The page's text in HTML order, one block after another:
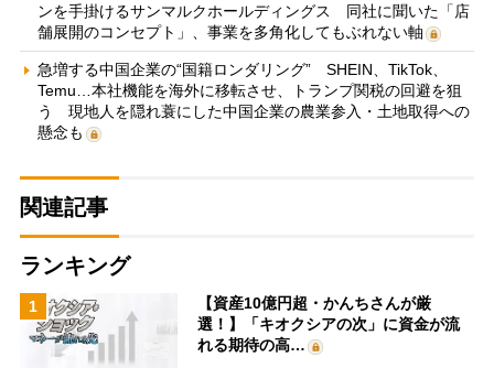
ンを手掛けるサンマルクホールディングス 同社に聞いた「店
舗展開のコンセプト」、事業を多角化してもぶれない軸
急増する中国企業の“国籍ロンダリング” SHEIN、TikTok、
Temu…本社機能を海外に移転させ、トランプ関税の回避を狙
う 現地人を隠れ蓑にした中国企業の農業参入・土地取得への
懸念も
関連記事
ランキング
1
【資産10億円超・かんちさんが厳
選！】「キオクシアの次」に資金が流
れる期待の高…